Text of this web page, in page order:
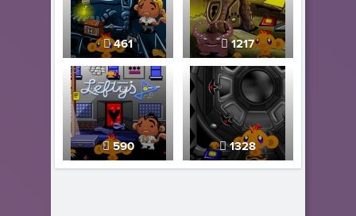
461 1217
590 1328